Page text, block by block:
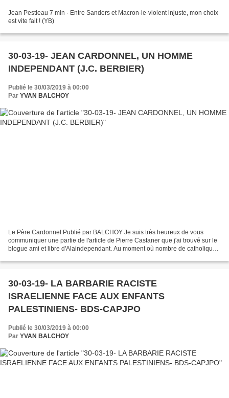
Jean Pestieau 7 min · Entre Sanders et Macron-le-violent injuste, mon choix
est vite fait ! (YB)
30-03-19- JEAN CARDONNEL, UN HOMME
INDEPENDANT (J.C. BERBIER)
Publié le 30/03/2019 à 00:00
Par YVAN BALCHOY
Le Père Cardonnel Publié par BALCHOY Je suis très heureux de vous
communiquer une partie de l'article de Pierre Castaner que j'ai trouvé sur le
blogue ami et libre d'Alaindependant. Au moment où nombre de catholiques
30-03-19- LA BARBARIE RACISTE
ISRAELIENNE FACE AUX ENFANTS
PALESTINIENS- BDS-CAPJPO
Publié le 30/03/2019 à 00:00
Par YVAN BALCHOY